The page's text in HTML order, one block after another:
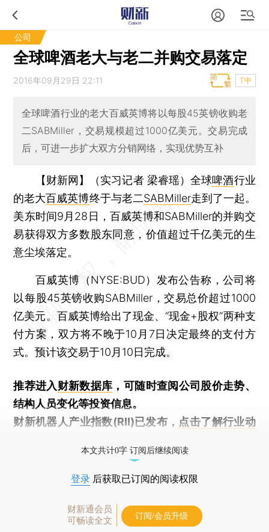
公司
全球啤酒老大与老二并购交易落定
2016年09月29日 22:11 T中
全球啤酒行业的老大百威英博将以每股45英镑收购老
二SABMiller，交易规模超过1000亿美元。交易完成
后，可进一步扩大双方分销网络，实现优势互补
【财新网】（实习记者 梁睿瑶）全球啤酒行业
的老大百威英博终于与老二SABMiller走到了一起。
美东时间9月28日，百威英博和SABMiller的并购交
易获得双方多数股东同意，价值超过千亿美元的生
意尘埃落定。
百威英博（NYSE:BUD）发布公告称，公司将
以每股45英镑收购SABMiller，交易总价超过1000
亿美元。百威英博给出了现金、“现金+股权”两种支
付方案，双方将不晚于10月7日决定最终的支付方
式。预计该交易于10月10日完成。
推荐进入财新数据库 ，可随时查阅公司股价走势、
结构人员变化等投资信息。
财新机器人产业指数(RII)已发布， 点击了解行业动
本文共计0字 订阅后继续阅读
登录 后获取已订阅的阅读权限
财新通会员
可畅读全文
订阅/会员升级